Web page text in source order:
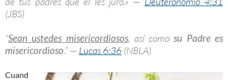
(JBS)
“Sean ustedes misericordiosos, así comosu Padre es
misericordioso.” — Lucas 6:36 (NBLA)
Cuand